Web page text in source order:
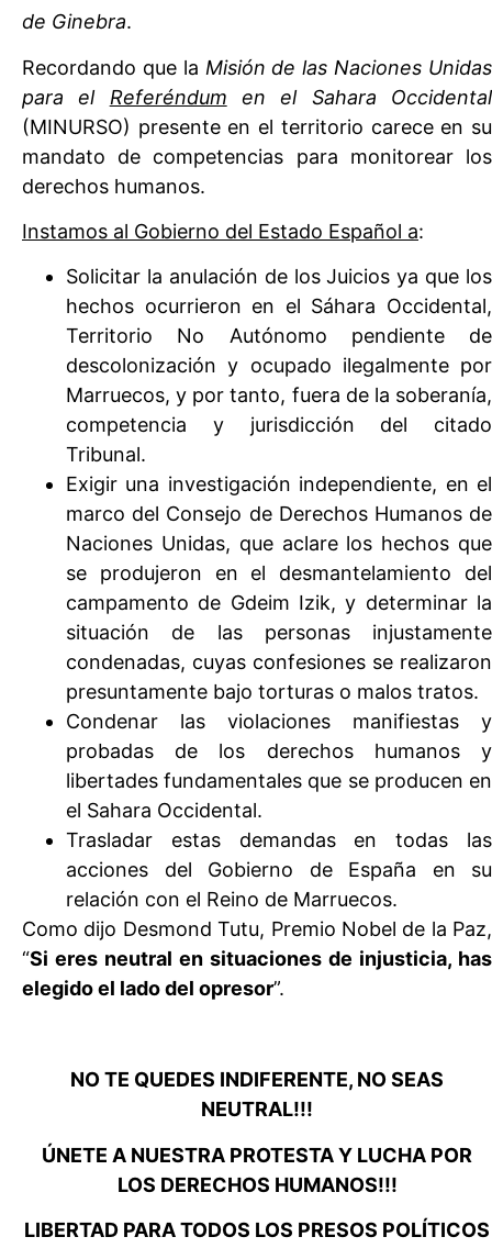
de Ginebra.
Recordando que la Misión de las Naciones Unidas
para el Referéndum en el Sahara Occidental
(MINURSO) presente en el territorio carece en su
mandato de competencias para monitorear los
derechos humanos.
Instamos al Gobierno del Estado Español a:
Solicitar la anulación de los Juicios ya que los
hechos ocurrieron en el Sáhara Occidental,
Territorio No Autónomo pendiente de
descolonización y ocupado ilegalmente por
Marruecos, y por tanto, fuera de la soberanía,
competencia y jurisdicción del citado
Tribunal.
Exigir una investigación independiente, en el
marco del Consejo de Derechos Humanos de
Naciones Unidas, que aclare los hechos que
se produjeron en el desmantelamiento del
campamento de Gdeim Izik, y determinar la
situación de las personas injustamente
condenadas, cuyas confesiones se realizaron
presuntamente bajo torturas o malos tratos.
Condenar las violaciones manifiestas y
probadas de los derechos humanos y
libertades fundamentales que se producen en
el Sahara Occidental.
Trasladar estas demandas en todas las
acciones del Gobierno de España en su
relación con el Reino de Marruecos.
Como dijo Desmond Tutu, Premio Nobel de la Paz,
“Si eres neutral en situaciones de injusticia, has
elegido el lado del opresor”.
NO TE QUEDES INDIFERENTE, NO SEAS
NEUTRAL!!!
ÚNETE A NUESTRA PROTESTA Y LUCHA POR
LOS DERECHOS HUMANOS!!!
LIBERTAD PARA TODOS LOS PRESOS POLÍTICOS